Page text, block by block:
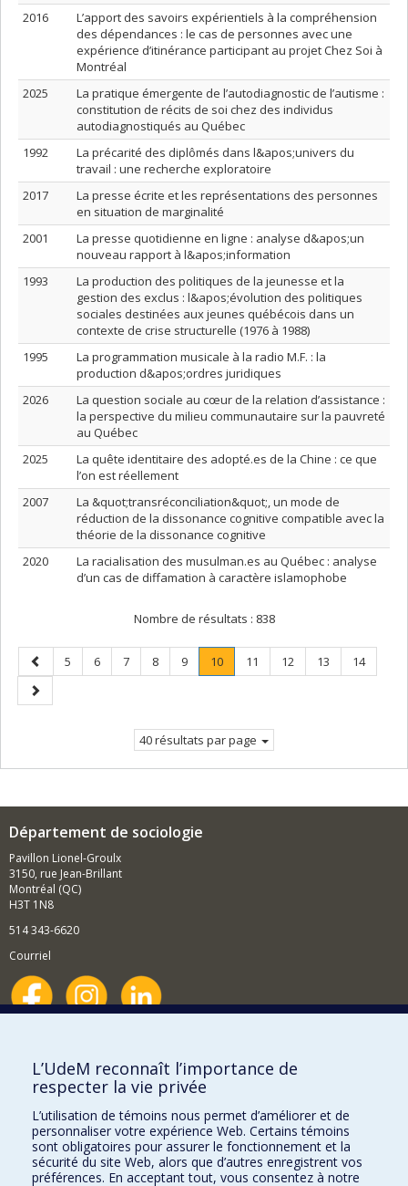
2016
L’apport des savoirs expérientiels à la compréhension
des dépendances : le cas de personnes avec une
expérience d’itinérance participant au projet Chez Soi à
Montréal
2025
La pratique émergente de l’autodiagnostic de l’autisme :
constitution de récits de soi chez des individus
autodiagnostiqués au Québec
1992
La précarité des diplômés dans l&apos;univers du
travail : une recherche exploratoire
2017
La presse écrite et les représentations des personnes
en situation de marginalité
2001
La presse quotidienne en ligne : analyse d&apos;un
nouveau rapport à l&apos;information
1993
La production des politiques de la jeunesse et la
gestion des exclus : l&apos;évolution des politiques
sociales destinées aux jeunes québécois dans un
contexte de crise structurelle (1976 à 1988)
1995
La programmation musicale à la radio M.F. : la
production d&apos;ordres juridiques
2026
La question sociale au cœur de la relation d’assistance :
la perspective du milieu communautaire sur la pauvreté
au Québec
2025
La quête identitaire des adopté.es de la Chine : ce que
l’on est réellement
2007
La &quot;transréconciliation&quot;, un mode de
réduction de la dissonance cognitive compatible avec la
théorie de la dissonance cognitive
2020
La racialisation des musulman.es au Québec : analyse
d’un cas de diffamation à caractère islamophobe
Nombre de résultats : 838
Page
précédente
Page
5 Page
6 Page
7 Page
8 Page
9 Page
10.
Page
Page
11 Page
12 Page
13 Page
14
Page
suivante
40 résultats par page
Département de sociologie
Pavillon Lionel-Groulx
3150, rue Jean-Brillant
Montréal (QC)
H3T 1N8
514 343-6620
Courriel
Comment soutenir le Département?
BESOIN D'AIDE?
Plan du site
Signaler une erreur
Accessibilité
L’UdeM reconnaît l’importance de
respecter la vie privée
L’utilisation de témoins nous permet d’améliorer et de
personnaliser votre expérience Web. Certains témoins
sont obligatoires pour assurer le fonctionnement et la
sécurité du site Web, alors que d’autres enregistrent vos
préférences. En acceptant tout, vous consentez à notre